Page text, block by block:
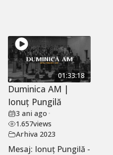
01:33:18
Duminica AM |
Ionuț Pungilă
3 ani ago •
1.657views
Arhiva 2023
Mesaj: Ionuț Pungilă -